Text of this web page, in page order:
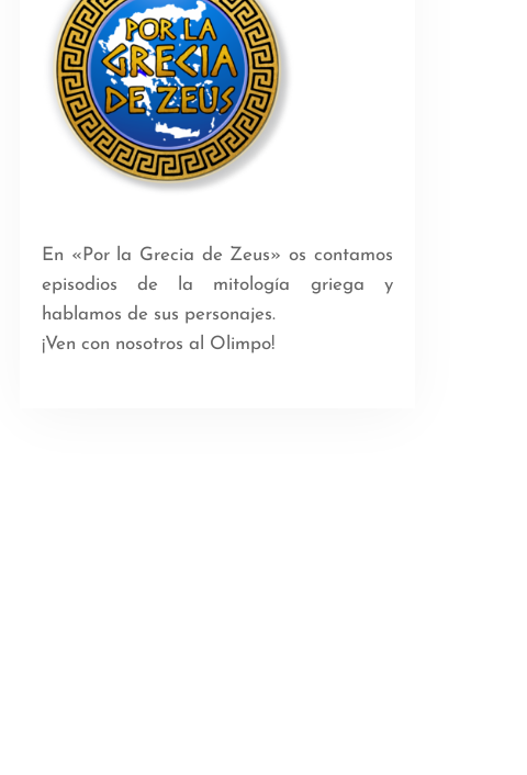
En «Por la Grecia de Zeus» os contamos
episodios de la mitología griega y
hablamos de sus personajes.
¡Ven con nosotros al Olimpo!